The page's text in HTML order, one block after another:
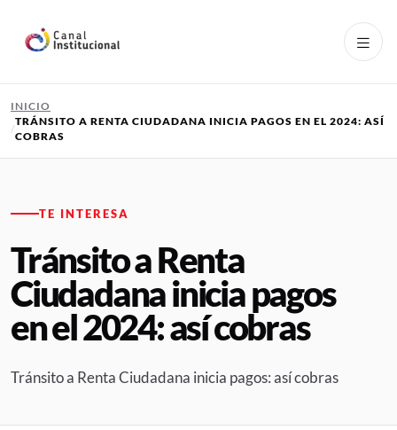
INICIO
TRÁNSITO A RENTA CIUDADANA INICIA PAGOS EN EL 2024: ASÍ
COBRAS
TE INTERESA
Tránsito a Renta
Ciudadana inicia pagos
en el 2024: así cobras
Tránsito a Renta Ciudadana inicia pagos: así cobras